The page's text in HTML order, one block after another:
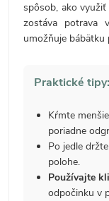
spôsob, ako
zostáva potrava
umožňuje bábätku
Praktické tipy:
Kŕmte
poriadne
Po jedle
polohe.
Používajte
odpočinku v